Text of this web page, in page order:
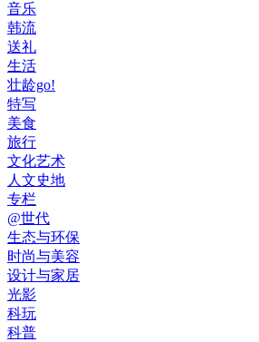
音乐
韩流
送礼
生活
壮龄go!
特写
美食
旅行
文化艺术
人文史地
专栏
@世代
生态与环保
时尚与美容
设计与家居
光影
科玩
科普